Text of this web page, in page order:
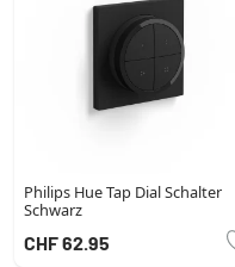
Philips Hue Tap Dial Schalter
Schwarz
CHF 62.95